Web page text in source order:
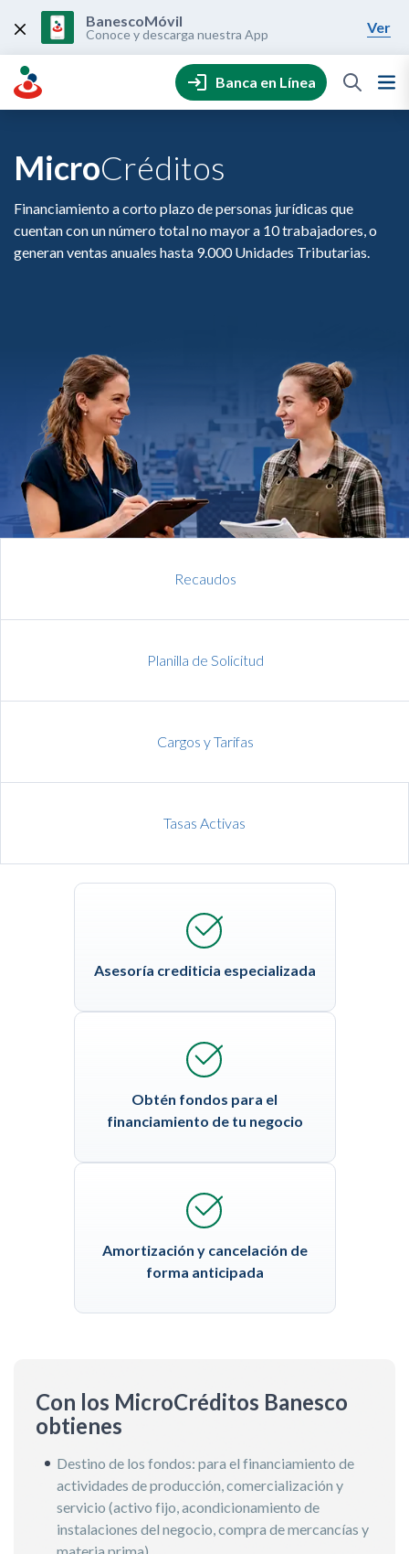
content
BanescoMóvil
Conoce y descarga nuestra App Ver
Banca en Línea
MicroCréditos
Financiamiento a corto plazo de personas jurídicas que
cuentan con un número total no mayor a 10 trabajadores, o
generan ventas anuales hasta 9.000 Unidades Tributarias.
Recaudos
Planilla de Solicitud
Cargos y Tarifas
Tasas Activas
Asesoría crediticia especializada
Obtén fondos para el
financiamiento de tu negocio
Amortización y cancelación de
forma anticipada
Con los MicroCréditos Banesco
obtienes
Destino de los fondos: para el financiamiento de
actividades de producción, comercialización y
servicio (activo fijo, acondicionamiento de
instalaciones del negocio, compra de mercancías y